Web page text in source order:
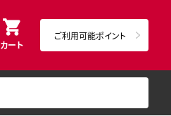
カート
ご利用可能ポイント